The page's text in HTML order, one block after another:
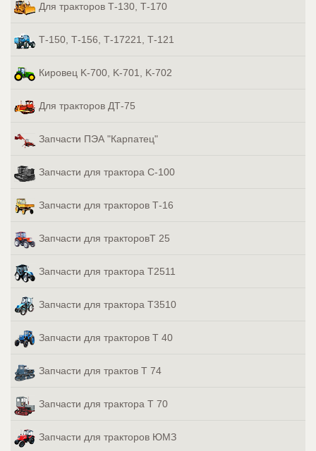
Для тракторов Т-130, Т-170
Т-150, Т-156, Т-17221, Т-121
Кировец K-700, K-701, K-702
Для тракторов ДТ-75
Запчасти ПЭА "Карпатец"
Запчасти для трактора С-100
Запчасти для тракторов Т-16
Запчасти для тракторовТ 25
Запчасти для трактора Т2511
Запчасти для трактора Т3510
Запчасти для тракторов Т 40
Запчасти для трактов Т 74
Запчасти для трактора Т 70
Запчасти для тракторов ЮМЗ